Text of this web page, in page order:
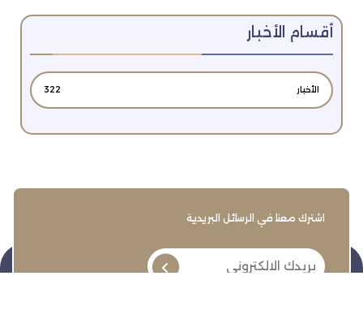
أقسام الأخبار
الأخبار 322
اشترك معنا في الرسائل البريدية